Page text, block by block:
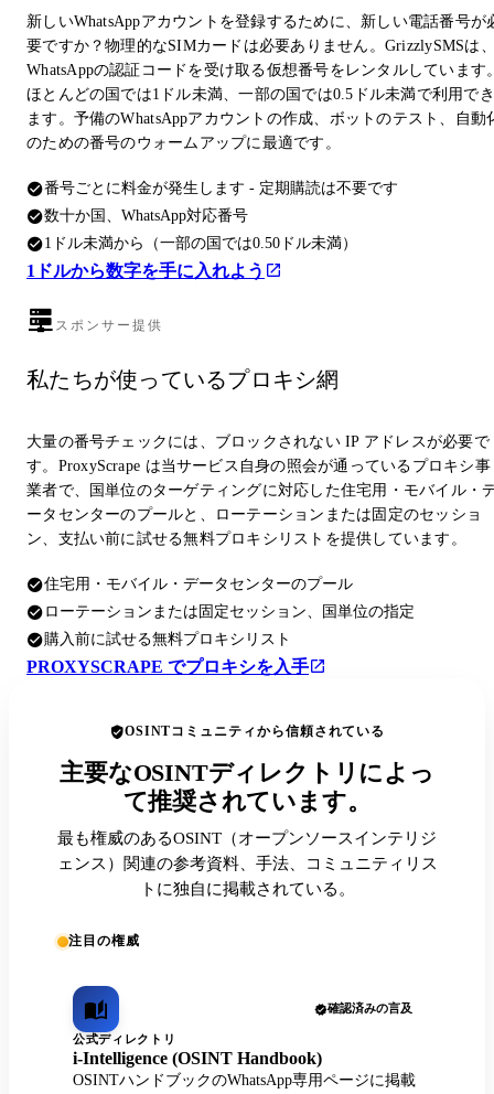
新しいWhatsAppアカウントを登録するために、新しい電話番号が
要ですか？物理的なSIMカードは必要ありません。GrizzlySMSは
WhatsAppの認証コードを受け取る仮想番号をレンタルしています
ほとんどの国では1ドル未満、一部の国では0.5ドル未満で利用でき
ます。予備のWhatsAppアカウントの作成、ボットのテスト、自動
のための番号のウォームアップに最適です。
番号ごとに料金が発生します - 定期購読は不要です
数十か国、WhatsApp対応番号
1ドル未満から（一部の国では0.50ドル未満）
1ドルから数字を手に入れよう
スポンサー提供
私たちが使っているプロキシ網
大量の番号チェックには、ブロックされない IP アドレスが必要で
す。ProxyScrape は当サービス自身の照会が通っているプロキシ事
業者で、国単位のターゲティングに対応した住宅用・モバイル・
ータセンターのプールと、ローテーションまたは固定のセッショ
ン、支払い前に試せる無料プロキシリストを提供しています。
住宅用・モバイル・データセンターのプール
ローテーションまたは固定セッション、国単位の指定
購入前に試せる無料プロキシリスト
PROXYSCRAPE でプロキシを入手
OSINTコミュニティから信頼されている
主要なOSINTディレクトリによっ
て推奨されています。
最も権威のあるOSINT（オープンソースインテリジ
ェンス）関連の参考資料、手法、コミュニティリス
トに独自に掲載されている。
注目の権威
確認済みの言及
公式ディレクトリ
i-Intelligence (OSINT Handbook)
OSINTハンドブックのWhatsApp専用ページに掲載